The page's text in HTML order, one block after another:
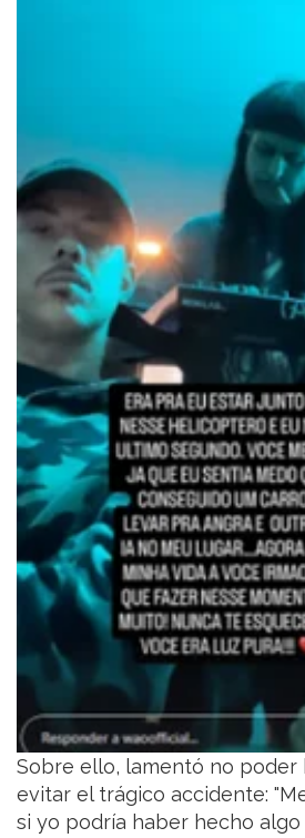
Sobre ello, lamentó no poder
evitar el trágico accidente:
si yo podría haber hecho